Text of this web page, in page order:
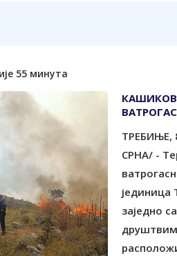
55 минута
ЗАШТИТЕ
ТРЕБИЊЕ,
СРНА/ -
јединица
заједно